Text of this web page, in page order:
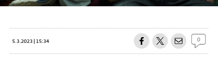
5.3.2023 | 15:34 0